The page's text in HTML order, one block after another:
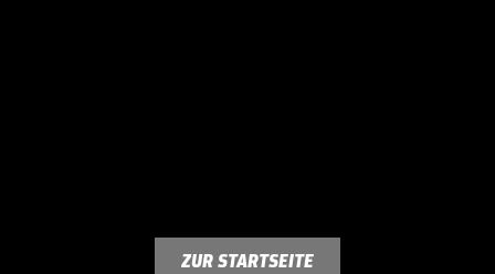
ZUR STARTSEITE